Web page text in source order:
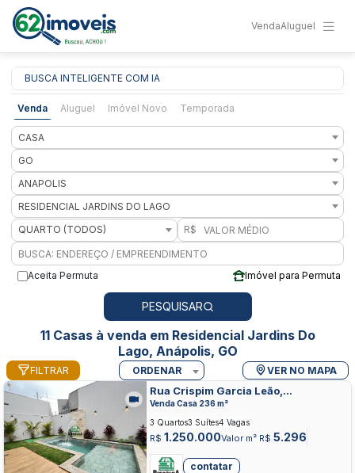
VendaAluguel
BUSCA INTELIGENTE COM IA
Venda Aluguel Imóvel Novo Temporada
CASA
GO
ANAPOLIS
RESIDENCIAL JARDINS DO LAGO
QUARTO (TODOS)
R$
Aceita Permuta Imóvel para Permuta
PESQUISAR
11 Casas à venda em Residencial Jardins Do
Lago, Anápolis, GO
FILTRAR ORDENAR VER NO MAPA
Rua Crispim Garcia Leão,
RESIDENCIAL JARDINS DO LAGO,
Venda Casa 236 m²
R$ 1.250.000Valor m² R$ 5.296
3 Quartos3 Suítes4 Vagas
contatar